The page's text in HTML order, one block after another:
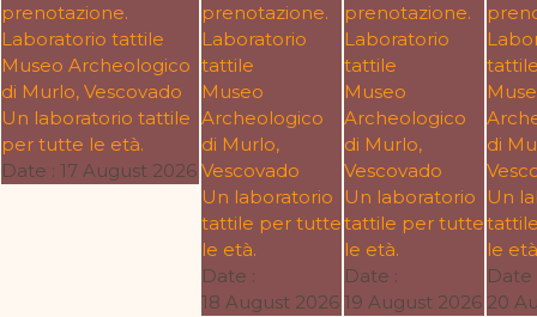
prenotazione.
Laboratorio tattile
Museo Archeologico
di Murlo, Vescovado
Un laboratorio tattile
per tutte le età.
Date : 17 August 2026
prenotazione.
Laboratorio
tattile
Museo
Archeologico
di Murlo,
Vescovado
Un laboratorio
tattile per tutte
le età.
Date :
18 August 2026
prenotazione.
Laboratorio
tattile
Museo
Archeologico
di Murlo,
Vescovado
Un laboratorio
tattile per tutte
le età.
Date :
19 August 2026
di
Un
le
Date
20